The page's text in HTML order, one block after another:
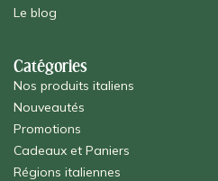
Le blog
Catégories
Nos produits italiens
Nouveautés
Promotions
Cadeaux et Paniers
Régions italiennes